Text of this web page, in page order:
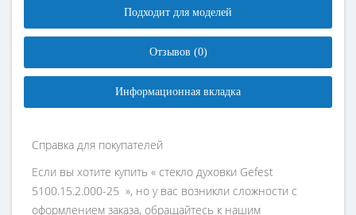
Подходит для моделей
Отзывов (0)
Информационная вкладка
Справка для покупателей
Если вы хотите купить « стекло духовки Gefest
5100.15.2.000-25 », но у вас возникли сложности с
оформлением заказа, обращайтесь к нашим